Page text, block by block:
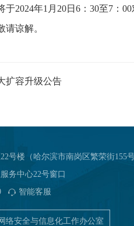
于2024年1 月 20日 6 ： 30至7 ： 00
请谅解。
扩容升级公告
号楼（哈尔滨市南岗区繁荣街155号
务中心22号窗口
智能客服
络安全与信息化工作办公室